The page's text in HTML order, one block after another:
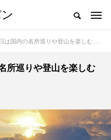
内の名所巡りや登山を楽しむインガさん
所巡りや登山を楽しむ